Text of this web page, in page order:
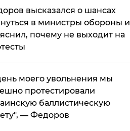
высказался о шансах
в министры обороны и
почему не выходит на
моего увольнения мы
протестировали
баллистическую
— Федоров